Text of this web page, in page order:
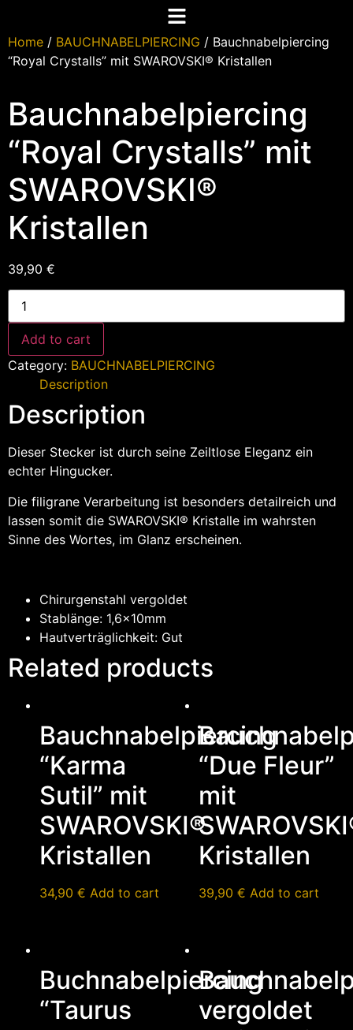
Home / BAUCHNABELPIERCING / Bauchnabelpiercing
“Royal Crystalls” mit SWAROVSKI® Kristallen
Bauchnabelpiercing
“Royal Crystalls” mit
SWAROVSKI®
Kristallen
39,90 €
Add to cart
Category: BAUCHNABELPIERCING
Description
Description
Dieser Stecker ist durch seine Zeiltlose Eleganz ein
echter Hingucker.
Die filigrane Verarbeitung ist besonders detailreich und
lassen somit die SWAROVSKI® Kristalle im wahrsten
Sinne des Wortes, im Glanz erscheinen.
Chirurgenstahl vergoldet
Stablänge: 1,6x10mm
Hautverträglichkeit: Gut
Related products
Bauchnabelpiercing
“Karma
Sutil” mit
SWAROVSKI®
Kristallen
34,90 € Add to cart
“Due Fleur”
mit
Kristallen
39,90 € Add to cart
Buchnabelpiercing
“Taurus
vergoldet